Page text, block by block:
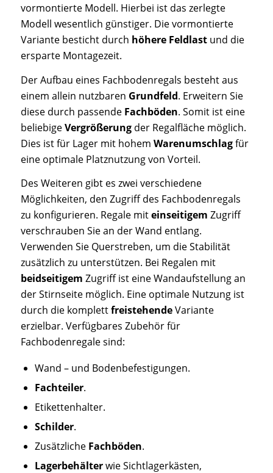
vormontierte Modell. Hierbei ist das zerlegte
Modell wesentlich günstiger. Die vormontierte
Variante besticht durch höhere Feldlastund die
ersparte Montagezeit.
Der Aufbau eines Fachbodenregals besteht aus
einem allein nutzbaren Grundfeld. Erweitern Sie
diese durch passende Fachböden. Somit ist eine
beliebigeVergrößerungder Regalfläche möglich.
Dies ist für Lager mit hohem Warenumschlagfür
eine optimale Platznutzung von Vorteil.
Des Weiteren gibt es zwei verschiedene
Möglichkeiten, den Zugriff des Fachbodenregals
zu konfigurieren. Regale miteinseitigem Zugriff
verschrauben Sie an der Wand entlang.
Verwenden Sie Querstreben, um die Stabilität
zusätzlich zu unterstützen. Bei Regalen mit
beidseitigem Zugriff ist eine Wandaufstellung an
der Stirnseite möglich. Eine optimale Nutzung ist
durch die komplettfreistehendeVariante
erzielbar. Verfügbares Zubehör für
Fachbodenregale sind:
Wand – und Bodenbefestigungen.
Fachteiler.
Etikettenhalter.
Schilder.
Zusätzliche Fachböden.
Lagerbehälterwie Sichtlagerkästen,